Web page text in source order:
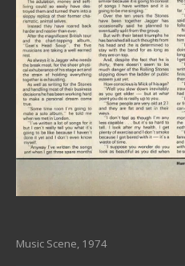
Music Scene, 1974